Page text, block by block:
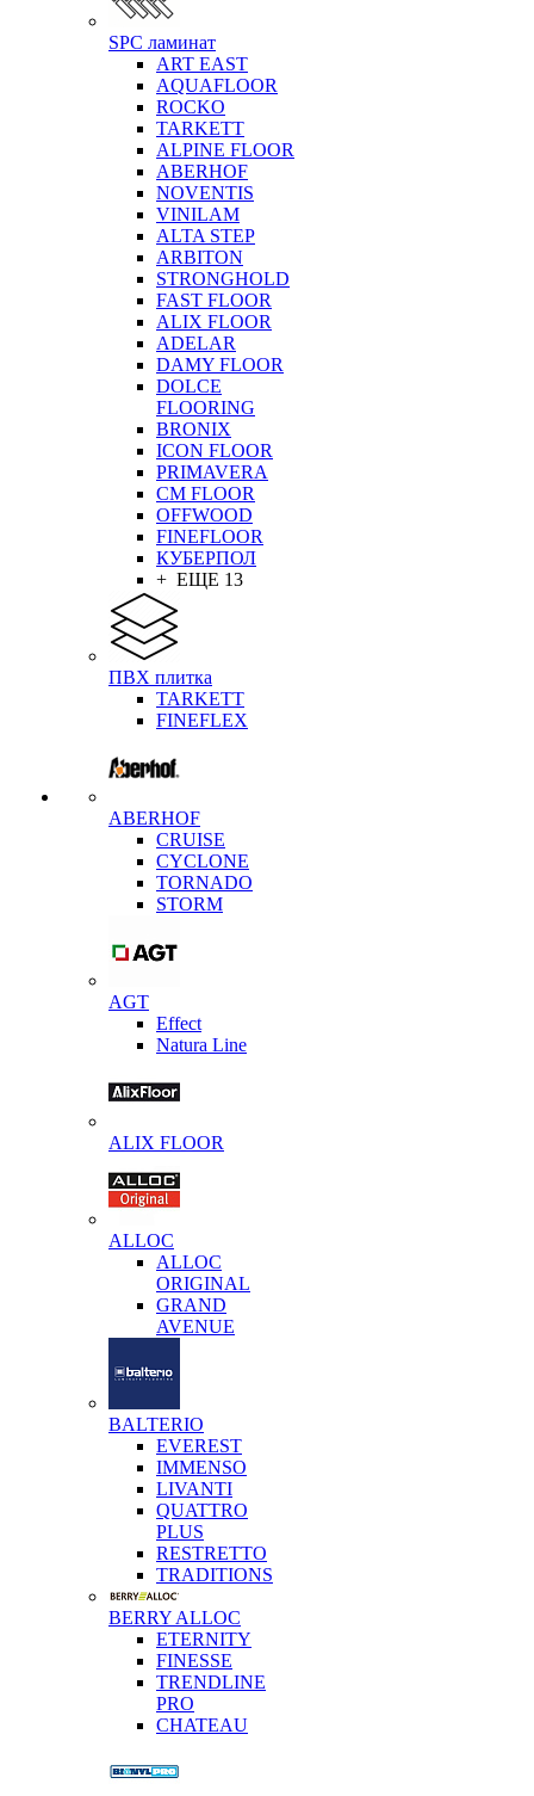
SPC ламинат
ART EAST
AQUAFLOOR
ROCKO
TARKETT
ALPINE FLOOR
ABERHOF
NOVENTIS
VINILAM
ALTA STEP
ARBITON
STRONGHOLD
FAST FLOOR
ALIX FLOOR
ADELAR
DAMY FLOOR
DOLCE
FLOORING
BRONIX
ICON FLOOR
PRIMAVERA
CM FLOOR
OFFWOOD
FINEFLOOR
КУБЕРПОЛ
+ ЕЩЕ 13
ПВХ плитка
TARKETT
FINEFLEX
ABERHOF
CRUISE
CYCLONE
TORNADO
STORM
AGT
Effect
Natura Line
ALIX FLOOR
ALLOC
ALLOC
ORIGINAL
GRAND
AVENUE
BALTERIO
EVEREST
IMMENSO
LIVANTI
QUATTRO
PLUS
RESTRETTO
TRADITIONS
BERRY ALLOC
ETERNITY
FINESSE
TRENDLINE
PRO
CHATEAU